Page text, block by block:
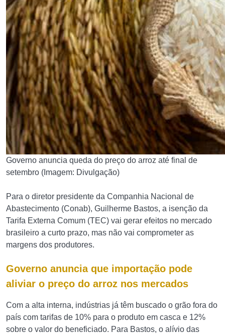
Governo anuncia queda do preço do arroz até final de
setembro (Imagem: Divulgação)
Para o diretor presidente da Companhia Nacional de
Abastecimento (Conab), Guilherme Bastos, a isenção da
Tarifa Externa Comum (TEC) vai gerar efeitos no mercado
brasileiro a curto prazo, mas não vai comprometer as
margens dos produtores.
Governo anuncia que importação pode
aliviar o preço do arroz nos mercados
Com a alta interna, indústrias já têm buscado o grão fora do
país com tarifas de 10% para o produto em casca e 12%
sobre o valor do beneficiado. Para Bastos, o alívio das